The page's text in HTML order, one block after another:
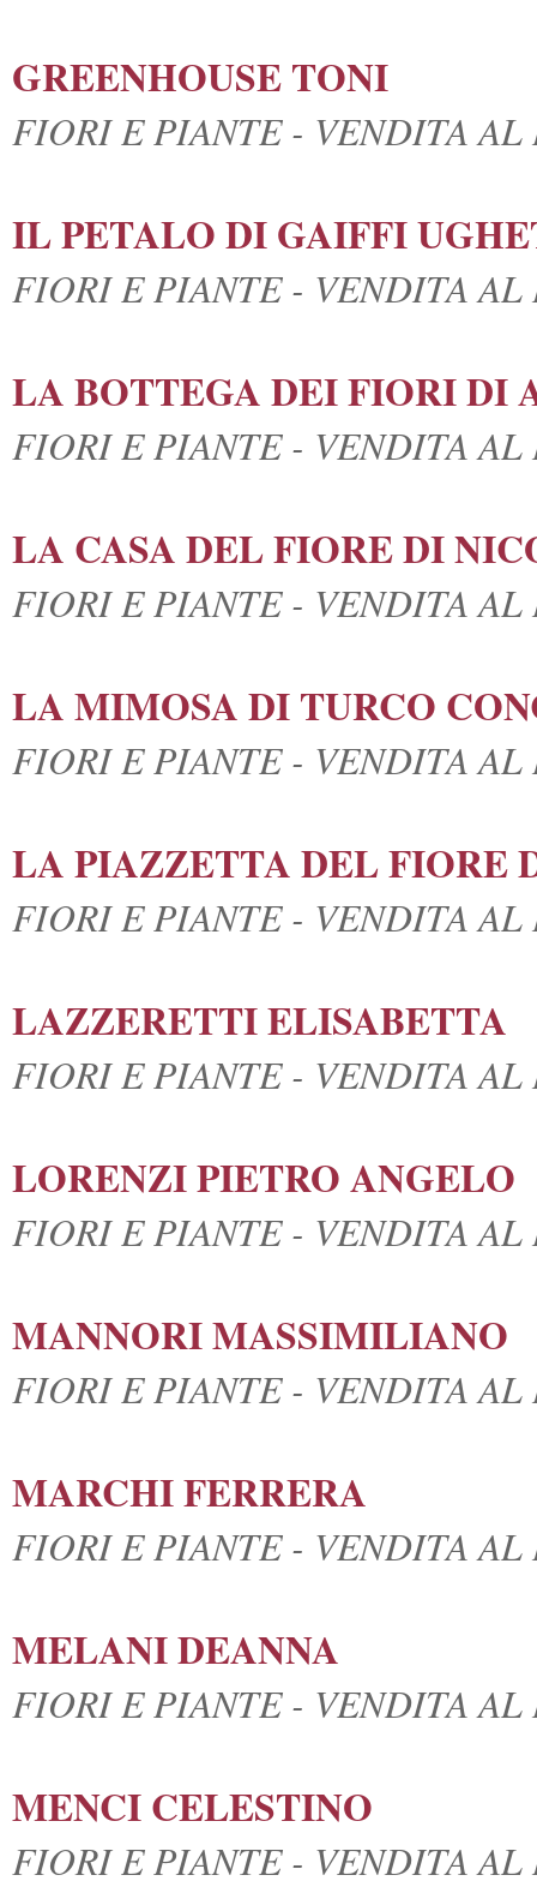
GREENHOUSE TONI
FIORI E PIANTE - VENDITA
IL PETALO DI GAIFFI
FIORI E PIANTE - VENDITA
LA BOTTEGA DEI FIORI DI
FIORI E PIANTE - VENDITA
LA CASA DEL FIORE DI
FIORI E PIANTE - VENDITA
LA MIMOSA DI TURCO
FIORI E PIANTE - VENDITA
LA PIAZZETTA DEL FIORE
FIORI E PIANTE - VENDITA
LAZZERETTI ELISABETTA
FIORI E PIANTE - VENDITA
LORENZI PIETRO ANGELO
FIORI E PIANTE - VENDITA
MANNORI MASSIMILIANO
FIORI E PIANTE - VENDITA
MARCHI FERRERA
FIORI E PIANTE - VENDITA
MELANI DEANNA
FIORI E PIANTE - VENDITA
MENCI CELESTINO
FIORI E PIANTE - VENDITA